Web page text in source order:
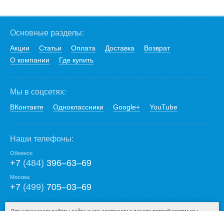
Основные разделы:
Акции Статьи Оплата Доставка
Возврат
О компании
Где купить
Мы в соцсетях:
ВКонтакте Одноклассники Google+ YouTube
Наши телефоны:
Обнинск:
+7(484)396‒63‒69
Москва:
+7(499)705‒03‒69
E-mail: